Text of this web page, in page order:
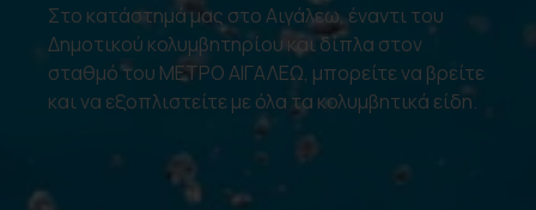
Στο κατάστημά μας στο Αιγάλεω, έναντι του
Δημοτικού κολυμβητηρίου και δίπλα στον
σταθμό του ΜΕΤΡΟ ΑΙΓΑΛΕΩ, μπορείτε να βρείτε
και να εξοπλιστείτε με όλα τα κολυμβητικά είδη.